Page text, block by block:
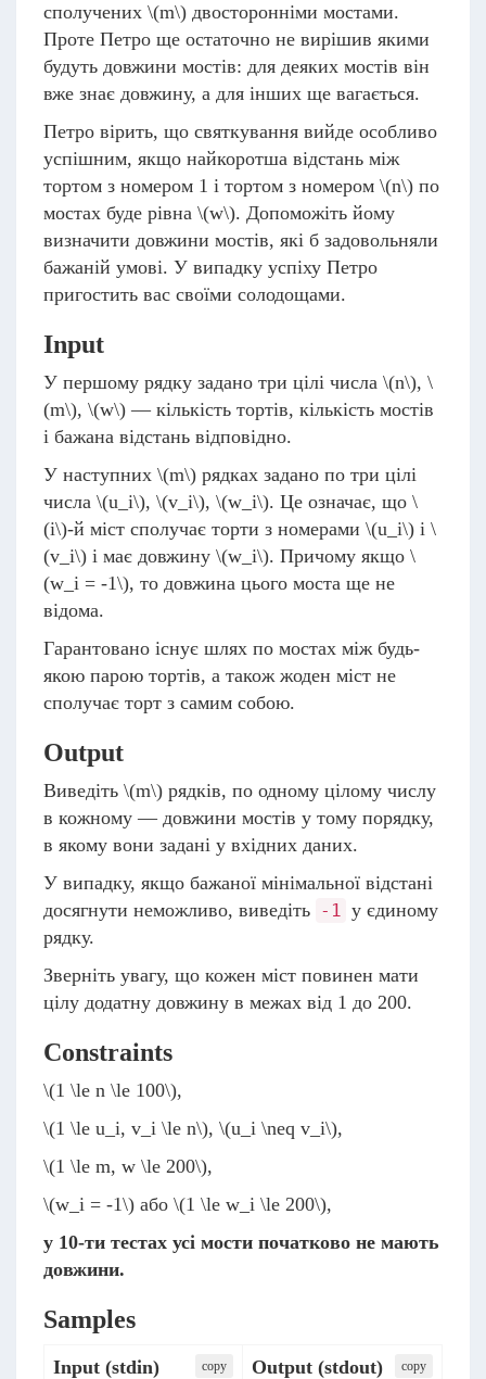
сполучених \(m\) двосторонніми мостами.
Проте Петро ще остаточно не вирішив якими
будуть довжини мостiв: для деяких мостів він
вже знає довжину, а для інших ще вагається.
Петро вірить, що святкування вийде особливо
успішним, якщо найкоротша відстань між
тортом з номером 1 і тортом з номером \(n\) по
мостах буде рівна \(w\). Допоможіть йому
визначити довжини мостiв, які б задовольняли
бажаній умові. У випадку успіху Петро
пригостить вас своїми солодощами.
Input
У першому рядку задано три цілі числа \(n\), \
(m\), \(w\) — кількість тортів, кількість мостів
і бажана відстань відповідно.
У наступних \(m\) рядках задано по три цілі
числа \(u_i\), \(v_i\), \(w_i\). Це означає, що \
(i\)-й міст сполучає торти з номерами \(u_i\) і \
(v_i\) і має довжину \(w_i\). Причому якщо \
(w_i = -1\), то довжина цього моста ще не
відома.
Гарантовано iснує шлях по мостах між будь-
якою парою тортів, а також жоден міст не
сполучає торт з самим собою.
Output
Виведіть \(m\) рядків, по одному цілому числу
в кожному — довжини мостiв у тому порядку,
в якому вони задані у вхiдних даних.
У випадку, якщо бажаної мінімальної відстані
досягнути неможливо, виведіть -1 у єдиному
рядку.
Зверніть увагу, що кожен міст повинен мати
цілу додатну довжину в межах від 1 до 200.
Constraints
\(1 \le n \le 100\),
\(1 \le u_i, v_i \le n\), \(u_i \neq v_i\),
\(1 \le m, w \le 200\),
\(w_i = -1\) або \(1 \le w_i \le 200\),
у 10-ти тестах усі мости початково не мають
довжини.
Samples
Input (stdin) сopy Output (stdout) сopy